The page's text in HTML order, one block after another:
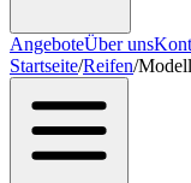
AngeboteÜber uns
Startseite/Reifen/